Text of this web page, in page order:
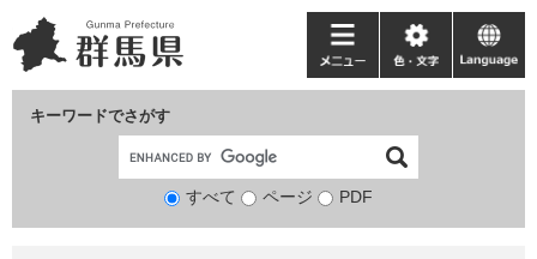
ー
ジ
ニ
ュ
て
キーワードでさがす
検
すべて ページ PDF
メ
ニ
ー
色・
文
language